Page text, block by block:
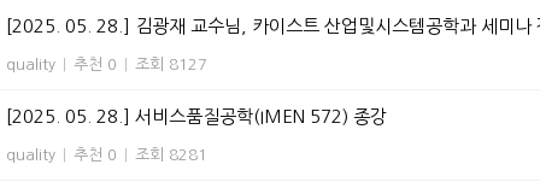
[2025. 05. 28.] 김광재 교수님, 카이스트 산업및시스템공학과 세미나
quality 추천 0 조회 8127
[2025. 05. 28.] 서비스품질공학(IMEN 572) 종강
quality 추천 0 조회 8281